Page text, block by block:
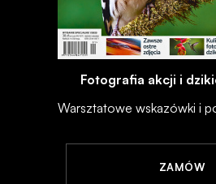
Fotografia akcji i
Warsztatowe wskazówki i
ZAMÓW